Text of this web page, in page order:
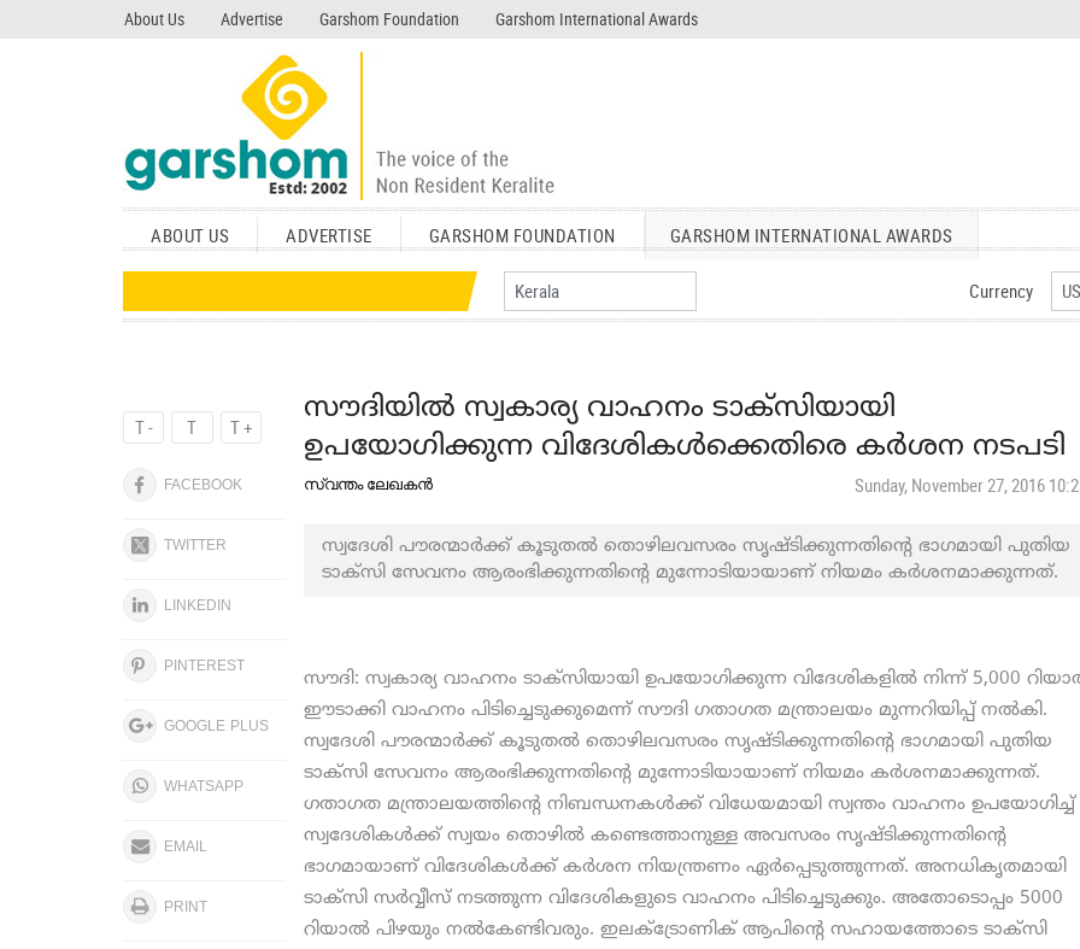
About Us Advertise Garshom Foundation Garshom International Awards
garshom.com
ABOUT US ADVERTISE GARSHOM FOUNDATION GARSHOM INTERNATIONAL AWARDS
Currency
T - T T +
FACEBOOK
TWITTER
LINKEDIN
PINTEREST
GOOGLE PLUS
WHATSAPP
EMAIL
PRINT
സൗദിയില്‍ സ്വകാര്യ വാഹനം ടാക്‌സിയായി
ഉപയോഗിക്കുന്ന വിദേശികള്‍ക്കെതിരെ കര്‍ശന നടപടി
സ്വന്തം ലേഖകന്‍ Sunday, November 27, 2016
സ്വദേശി പൗരന്മാര്‍ക്ക് കൂടുതല്‍ തൊഴിലവസരം സൃഷ്ടിക്കുന്നതിന്റെ ഭാഗമായി പുതിയ
ടാക്സി സേവനം ആരംഭിക്കുന്നതിന്റെ മുന്നോടിയായാണ് നിയമം കര്‍ശനമാക്കുന്നത്.
സൗദി: സ്വകാര്യ വാഹനം ടാക്സിയായി ഉപയോഗിക്കുന്ന വിദേശികളില്‍ നിന്ന് 5,000
ഈടാക്കി വാഹനം പിടിച്ചെടുക്കുമെന്ന് സൗദി ഗതാഗത മന്ത്രാലയം മുന്നറിയിപ്പ് നല്‍കി.
സ്വദേശി പൗരന്മാര്‍ക്ക് കൂടുതല്‍ തൊഴിലവസരം സൃഷ്ടിക്കുന്നതിന്റെ ഭാഗമായി പുതിയ
ടാക്സി സേവനം ആരംഭിക്കുന്നതിന്റെ മുന്നോടിയായാണ് നിയമം കര്‍ശനമാക്കുന്നത്.
ഗതാഗത മന്ത്രാലയത്തിന്റെ നിബന്ധനകള്‍ക്ക് വിധേയമായി സ്വന്തം വാഹനം ഉപയോഗിച്ച്
സ്വദേശികള്‍ക്ക് സ്വയം തൊഴില്‍ കണ്ടെത്താനുള്ള അവസരം സൃഷ്ടിക്കുന്നതിന്റെ
ഭാഗമായാണ് വിദേശികള്‍ക്ക് കര്‍ശന നിയന്ത്രണം ഏര്‍പ്പെടുത്തുന്നത്. അനധികൃതമായി
ടാക്സി സര്‍വ്വീസ് നടത്തുന്ന വിദേശികളുടെ വാഹനം പിടിച്ചെടുക്കും. അതോടൊപ്പം 5000
റിയാല്‍ പിഴയും നല്‍കേണ്ടിവരും. ഇലക്ട്രോണിക് ആപിന്റെ സഹായത്തോടെ ടാക്സി